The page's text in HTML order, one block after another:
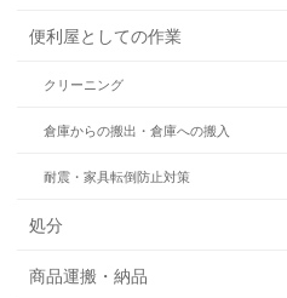
便利屋としての作業
クリーニング
倉庫からの搬出・倉庫への搬入
耐震・家具転倒防止対策
処分
商品運搬・納品